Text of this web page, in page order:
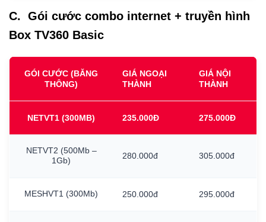
C. Gói cước combo internet + truyền hình
Box TV360 Basic
GÓI CƯỚC (BĂNG
THÔNG)
GIÁ NGOẠI
THÀNH
GIÁ NỘI
THÀNH
NETVT1 (300MB) 235.000Đ 275.000Đ
NETVT2 (500Mb –
1Gb)
280.000đ 305.000đ
MESHVT1 (300Mb) 250.000đ 295.000đ